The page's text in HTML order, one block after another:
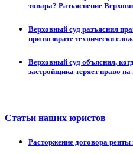
товара? Разъяснение
Верховный суд разъяснил
при возврате технически
Верховный суд объяснил,
застройщика теряет право
Статьи наших юристов
Расторжение договора ренты